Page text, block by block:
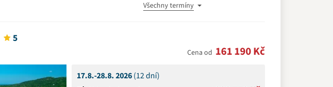
Všechny termíny
5
Cena od 161 190 Kč
17.8.-28.8. 2026(12 dní)